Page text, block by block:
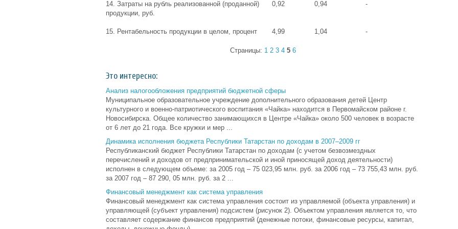
14. Затраты на рубль реализованной (проданной)
продукции, руб.
0,92 0,94 -
15. Рентабельность продукции в целом, процент 4,99 1,04 -
Страницы: 1 2 3 4 5 6
Это интересно:
Анализ налогообложения предприятий бюджетной сферы
Муниципальное образовательное учреждение дополнительного образования детей Центр
культурного и военно-патриотического воспитания «Чайка» находится в Первомайском районе г.
Новосибирска. Общее количество занимающихся в Центре «Чайка» около 500 человек в возрасте
от 6 лет до 21 года. Все кружки и мер ...
Динамика исполнения бюджета Республики Татарстан по доходам в 2007–2009 гг
Республиканский бюджет Республики Татарстан по доходам (с учетом безвозмездных
перечислений и доходов от предпринимательской и иной приносящей доход деятельности)
исполнен в следующем объеме: за 2005 год – 75 023,95 млн. руб. за 2006 год – 73 755,43 млн. руб.
за 2007 год – 87 290, 05 млн. руб. за 2 ...
Финансовый менеджмент как система управления
Финансовый менеджмент как система управления состоит из управляемой (объекта управления) и
управляющей (субъект управления) подсистем (рисунок 2). Объектом управления является то, что
составляет содержание финансов предприятий (денежные потоки, финансовые ресурсы, капитал,